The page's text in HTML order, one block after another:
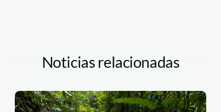
Noticias relacionadas